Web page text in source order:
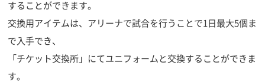
することができます。
交換用アイテムは、アリーナで試合を行うことで1日最大5個ま
で入手でき、
「チケット交換所」にてユニフォームと交換することができま
す。